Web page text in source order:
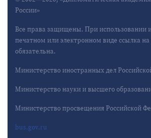
России»
Все права защищены. При использовании
печатном или электронном виде ссылка
обязательна.
Министерство иностранных дел
Министерство науки и высшего
Министерство просвещения Российской
bus.gov.ru